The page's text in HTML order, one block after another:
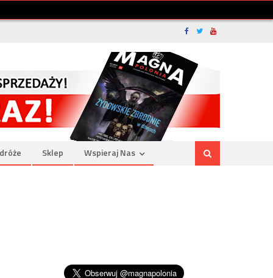
Sklep Wspieraj Nas